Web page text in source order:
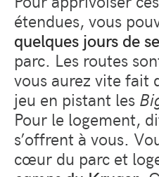
étendues, vous
quelques jours de
parc. Les routes
vous aurez vite fait
jeu en pistant les
Pour le logement,
s’offrent à vous.
cœur du parc et